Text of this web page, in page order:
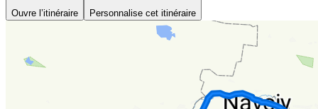
Ouvre l’itinéraire Personnalise cet itinéraire